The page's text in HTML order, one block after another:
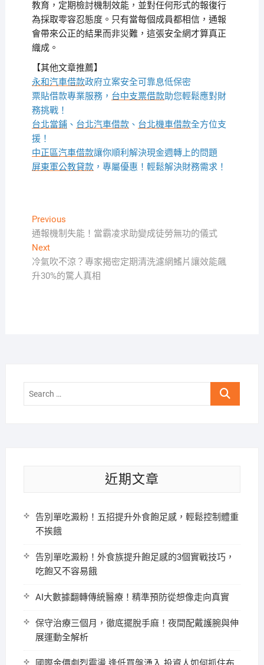
教育，定期檢討機制效能，並對任何形式的報復行
為採取零容忍態度。只有當每個成員都相信，通報
會帶來公正的結果而非災難，這張安全網才算真正
織成。
【其他文章推薦】
永和汽車借款政府立案安全可靠息低保密
票貼借款專業服務， 台中支票借款助您輕鬆應對財
務挑戰！
台北當鋪、 台北汽車借款、 台北機車借款全方位支
援！
中正區汽車借款讓你順利解決現金週轉上的問題
屏東軍公教貸款，專屬優惠！輕鬆解決財務需求！
文
章
導
覽
PreviousPrevious
post:
通報機制失能！當霸凌求助變成徒勞無功的儀式
NextNext
post:
冷氣吹不涼？專家揭密定期清洗濾網鰭片讓效能飆
升30%的驚人真相
Search
近期文章
告別單吃澱粉！五招提升外食飽足感，輕鬆控制體重
不挨餓
告別單吃澱粉！外食族提升飽足感的3個實戰技巧，
吃飽又不容易餓
AI大數據翻轉傳統醫療！精準預防從想像走向真實
保守治療三個月，徹底擺脫手麻！夜間配戴護腕與伸
展運動全解析